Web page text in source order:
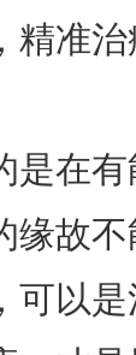
精准
是在
缘故
可以